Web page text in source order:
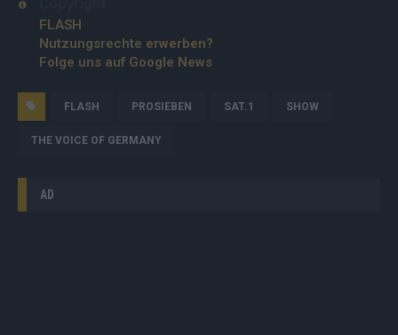
FLASH
Nutzungsrechte erwerben?
Folge uns auf Google News
FLASH PROSIEBEN SAT.1 SHOW
THE VOICE OF GERMANY
AD